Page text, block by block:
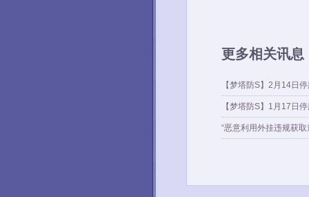
更多相关讯息
【梦塔防S】2月14日
【梦塔防S】1月17日
“恶意利用外挂违规获